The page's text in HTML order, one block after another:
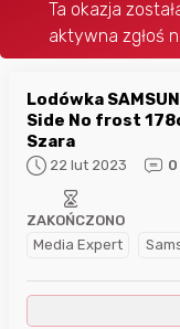
Lodówka
Side No frost
Szara
22 lut 2023 0
Media Expert
ZAKOŃCZONO